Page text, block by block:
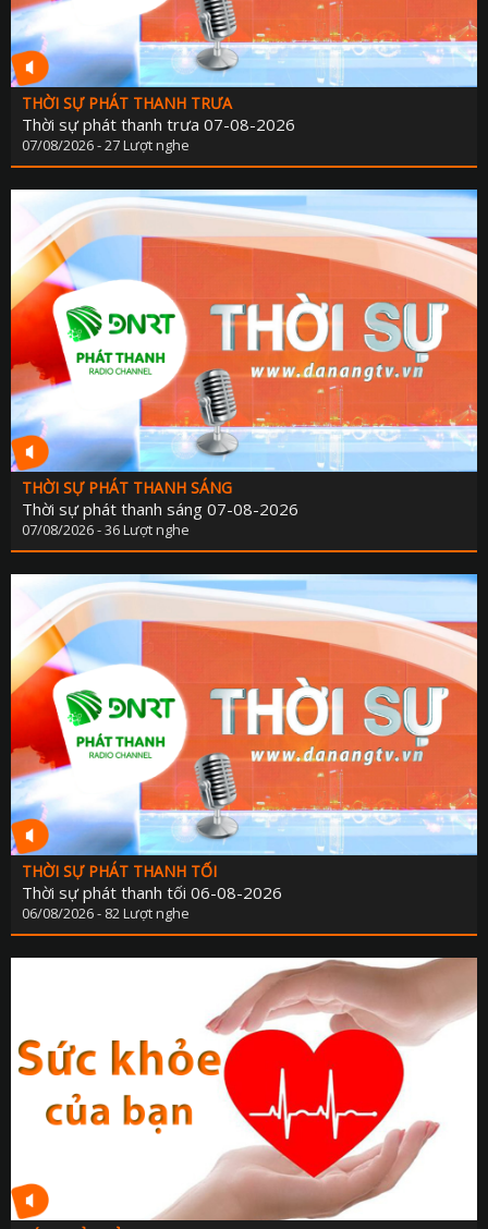
THỜI SỰ PHÁT THANH TRƯA
Thời sự phát thanh trưa 07-08-2026
07/08/2026 - 27 Lượt nghe
THỜI SỰ PHÁT THANH SÁNG
Thời sự phát thanh sáng 07-08-2026
07/08/2026 - 36 Lượt nghe
THỜI SỰ PHÁT THANH TỐI
Thời sự phát thanh tối 06-08-2026
06/08/2026 - 82 Lượt nghe